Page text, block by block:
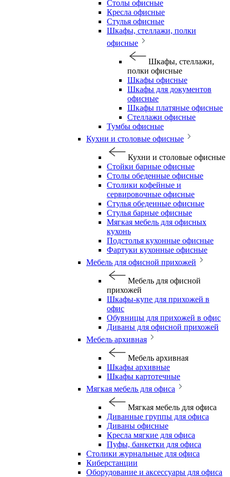
Столы офисные
Кресла офисные
Стулья офисные
Шкафы, стеллажи, полки
офисные
Шкафы, стеллажи,
полки офисные
Шкафы офисные
Шкафы для документов
офисные
Шкафы платяные офисные
Стеллажи офисные
Тумбы офисные
Кухни и столовые офисные
Кухни и столовые офисные
Стойки барные офисные
Столы обеденные офисные
Столики кофейные и
сервировочные офисные
Стулья обеденные офисные
Стулья барные офисные
Мягкая мебель для офисных
кухонь
Подстолья кухонные офисные
Фартуки кухонные офисные
Мебель для офисной прихожей
Мебель для офисной
прихожей
Шкафы-купе для прихожей в
офис
Обувницы для прихожей в офис
Диваны для офисной прихожей
Мебель архивная
Мебель архивная
Шкафы архивные
Шкафы картотечные
Мягкая мебель для офиса
Мягкая мебель для офиса
Диванные группы для офиса
Диваны офисные
Кресла мягкие для офиса
Пуфы, банкетки для офиса
Столики журнальные для офиса
Киберстанции
Оборудование и аксессуары для офиса